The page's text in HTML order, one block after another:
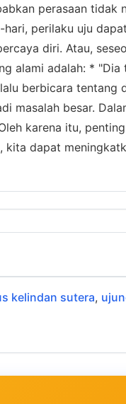
perasaan tidak
perilaku uju
diri. Atau,
alami adalah: * "Dia
berbicara tentang
masalah besar.
karena itu,
kita dapat
kelindan sutera,